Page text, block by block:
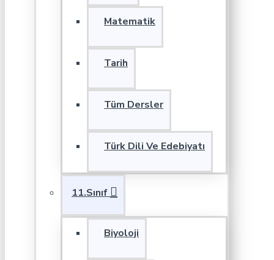
Matematik
Tarih
Tüm Dersler
Türk Dili Ve Edebiyatı
11.Sınıf
Biyoloji